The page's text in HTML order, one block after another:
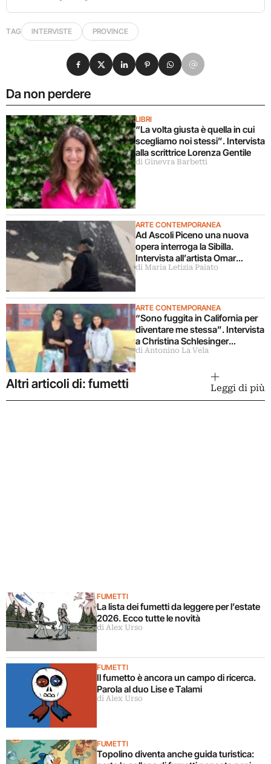
TAG INTERVISTE PROVINCE
Da non perdere
LIBRI
“La volta giusta è quella in cui
scegliamo noi stessi”. Intervista
alla scrittrice Lorenza Gentile
di Ginevra Barbetti
ARTE CONTEMPORANEA
Ad Ascoli Piceno una nuova
opera interroga la Sibilla.
Intervista all’artista Omar
Galliani
di Maria Letizia Paiato
ARTE CONTEMPORANEA
“Sono fuggita in California per
diventare me stessa”. Intervista
a Christina Schlesinger
delle Guerrilla Girls
di Antonino La Vela
Condividi su Facebook
Condividi su X
Condividi su LinkedIn
Condividi su Pinterest
Condividi su WhatsApp
Condividi su Email
Altri articoli di: fumetti Leggi di più
FUMETTI
La lista dei fumetti da leggere per l’estate
2026. Ecco tutte le novità
di Alex Urso
FUMETTI
Il fumetto è ancora un campo di ricerca.
Parola al duo Lise e Talami
di Alex Urso
FUMETTI
Topolino diventa anche guida turistica: